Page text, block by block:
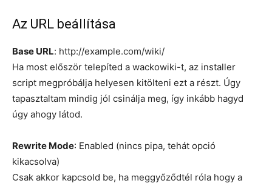
Az URL beállítása
Base URL: http://example.com/wiki/
Ha most először telepíted a wackowiki-t, az installer
script megpróbálja helyesen kitölteni ezt a részt. Úgy
tapasztaltam mindig jól csinálja meg, így inkább hagyd
úgy ahogy látod.
Rewrite Mode: Enabled (nincs pipa, tehát opció
kikacsolva)
Csak akkor kapcsold be, ha meggyőződtél róla hogy a